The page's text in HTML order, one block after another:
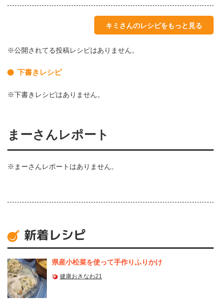
キミさんのレシピをもっと見る
※公開されてる投稿レシピはありません。
下書きレシピ
※下書きレシピはありません。
まーさんレポート
※まーさんレポートはありません。
新着レシピ
県産⼩松菜を使って⼿作りふりかけ
健康おきなわ21